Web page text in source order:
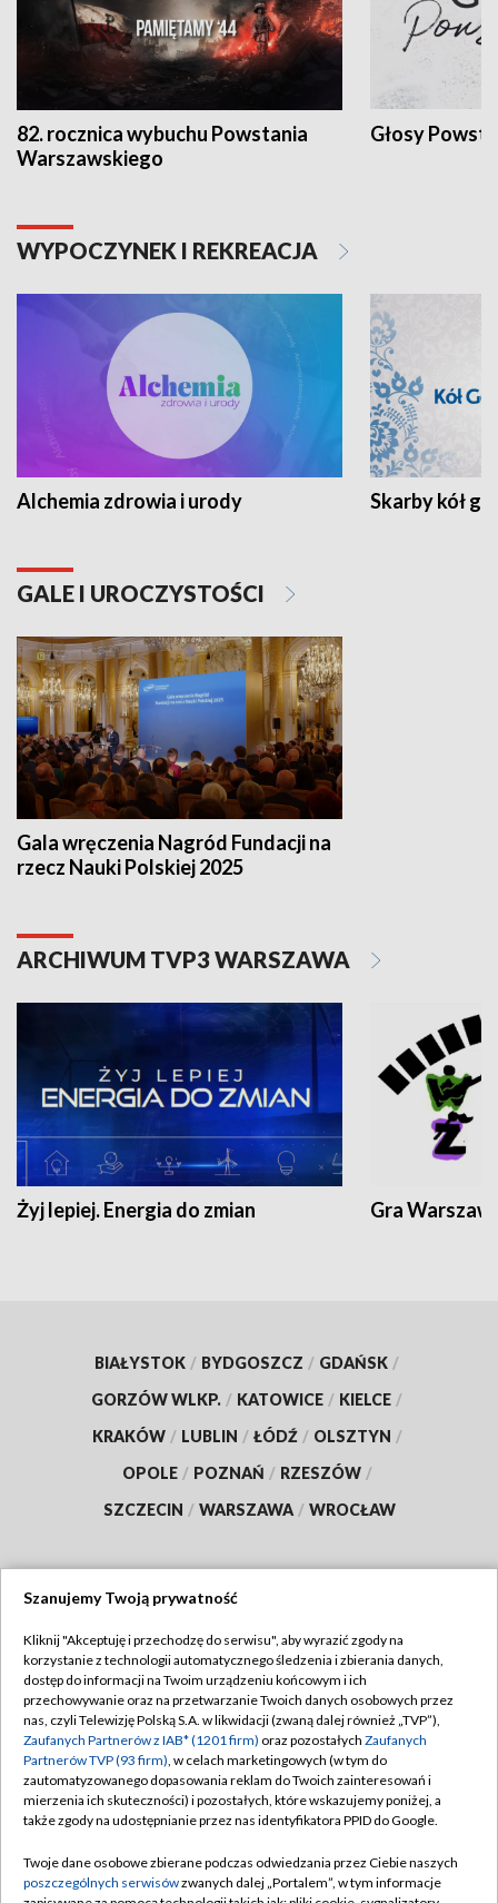
82. rocznica wybuchu Powstania
Warszawskiego
Głosy
WYPOCZYNEK I REKREACJA
Alchemia zdrowia i urody Skarby kół
GALE I UROCZYSTOŚCI
Gala wręczenia Nagród Fundacji na
rzecz Nauki Polskiej 2025
ARCHIWUM TVP3 WARSZAWA
Żyj lepiej. Energia do zmian Gra
BIAŁYSTOK / BYDGOSZCZ / GDAŃSK /
GORZÓW WLKP. / KATOWICE / KIELCE /
KRAKÓW / LUBLIN / ŁÓDŹ / OLSZTYN /
OPOLE / POZNAŃ / RZESZÓW /
SZCZECIN / WARSZAWA / WROCŁAW
TVP
Abonament TVP
Emisja w TVP
Centrum informacji TVP
Naziemna Telewizja Cyfrowa
Rada Programowa
Regulamin TVP
Polityka prywatności
Moje zgody
Pomoc
Kontakt
Szanujemy Twoją prywatność
Kliknij "Akceptuję i przechodzę do serwisu", aby wyrazić zgody na
korzystanie z technologii automatycznego śledzenia i zbierania danych,
dostęp do informacji na Twoim urządzeniu końcowym i ich
przechowywanie oraz na przetwarzanie Twoich danych osobowych przez
nas, czyli Telewizję Polską S.A. w likwidacji (zwaną dalej również „TVP”),
Zaufanych Partnerów z IAB* (1201 firm) oraz pozostałych Zaufanych
Partnerów TVP (93 firm), w celach marketingowych (w tym do
zautomatyzowanego dopasowania reklam do Twoich zainteresowań i
mierzenia ich skuteczności) i pozostałych, które wskazujemy poniżej, a
także zgody na udostępnianie przez nas identyfikatora PPID do Google.
Twoje dane osobowe zbierane podczas odwiedzania przez Ciebie naszych
poszczególnych serwisówzwanych dalej „Portalem”, w tym informacje